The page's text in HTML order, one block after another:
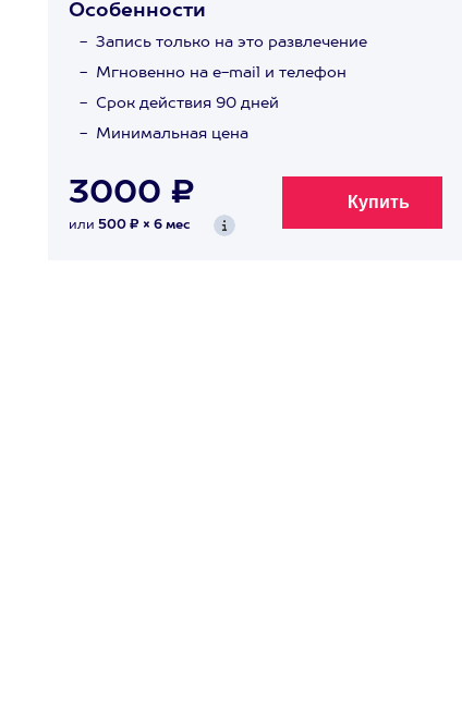
Особенности
Запись только на это развлечение
Мгновенно на e-mail и телефон
Срок действия 90 дней
Минимальная цена
3000 ₽
или 500 ₽ × 6 мес